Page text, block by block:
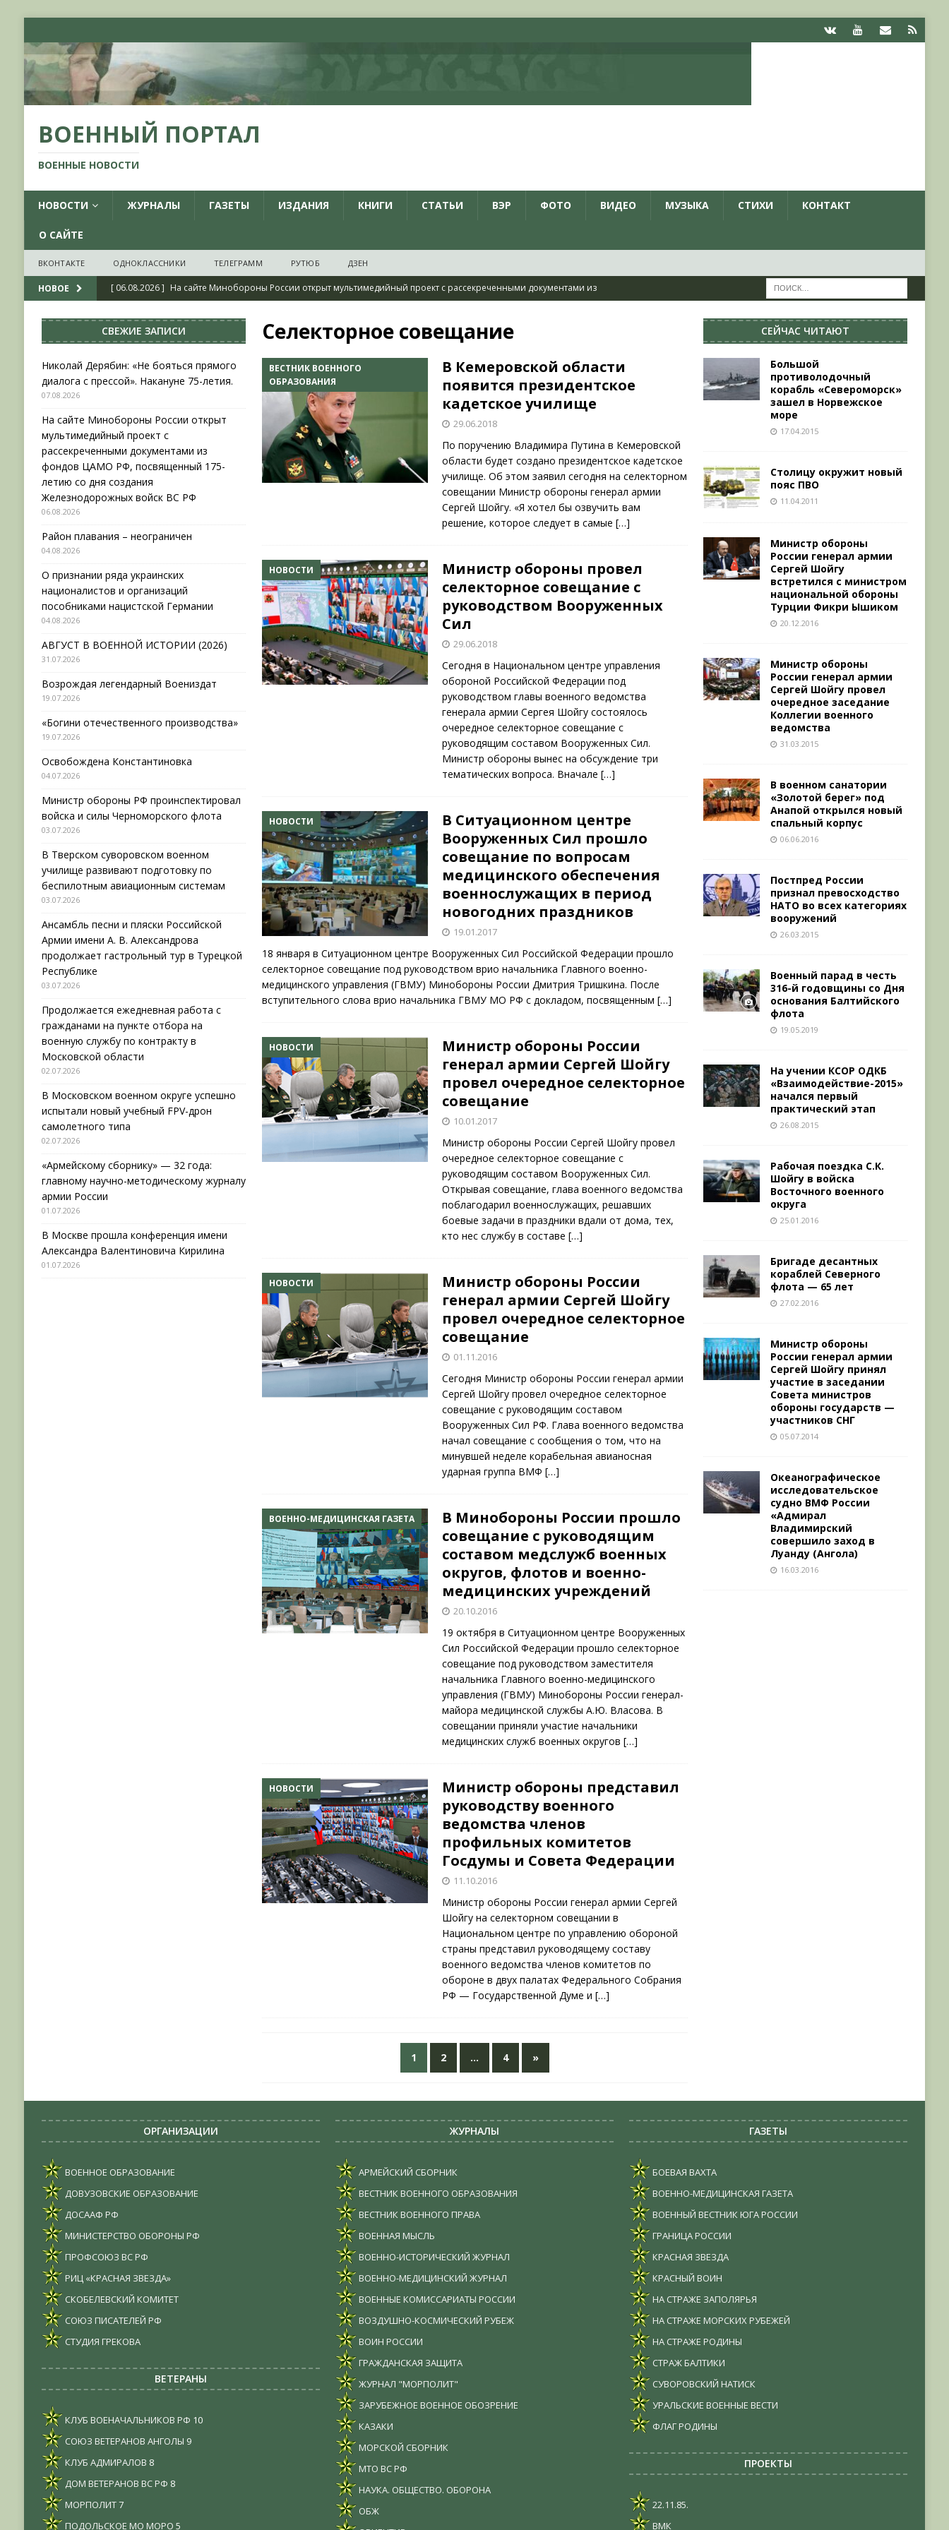
ВОЕННЫЙ ПОРТАЛ
ВОЕННЫЕ НОВОСТИ
НОВОСТИ ЖУРНАЛЫ ГАЗЕТЫ ИЗДАНИЯ КНИГИ СТАТЬИ ВЭР ФОТО ВИДЕО МУЗЫКА СТИХИ КОНТАКТ
О САЙТЕ
ВКОНТАКТЕ ОДНОКЛАССНИКИ ТЕЛЕГРАММ РУТЮБ ДЗЕН
НОВОЕ [ 06.08.2026 ] На сайте Минобороны России открыт мультимедийный проект с рассекреченными документами из
[ 04.08.2026 ] Район плавания – неограничен
КРАСНАЯ ЗВЕЗДА
[ 04.08.2026 ]
О признании ряда украинских националистов и организаций пособниками нацистской Германии
НОВОСТИ
[ 31.07.2026 ] АВГУСТ В ВОЕННОЙ ИСТОРИИ (2026)
ВОЕННО-ИСТОРИЧЕСКИЙ ЖУРНАЛ
[ 07.08.2026 ]
Николай Дерябин: «Не бояться прямого диалога с прессой». Накануне 75-летия.
Селекторное совещание
ВЕСТНИК ВОЕННОГО
ОБРАЗОВАНИЯ
В Кемеровской области
появится президентское
кадетское училище
29.06.2018
По поручению Владимира Путина в Кемеровской
области будет создано президентское кадетское
училище. Об этом заявил сегодня на селекторном
совещании Министр обороны генерал армии
Сергей Шойгу. «Я хотел бы озвучить вам
решение, которое следует в самые[…]
НОВОСТИ
Министр обороны провел
селекторное совещание с
руководством Вооруженных
Сил
29.06.2018
Сегодня в Национальном центре управления
обороной Российской Федерации под
руководством главы военного ведомства
генерала армии Сергея Шойгу состоялось
очередное селекторное совещание с
руководящим составом Вооруженных Сил.
Министр обороны вынес на обсуждение три
тематических вопроса. Вначале[…]
НОВОСТИ
В Ситуационном центре
Вооруженных Сил прошло
совещание по вопросам
медицинского обеспечения
военнослужащих в период
новогодних праздников
19.01.2017
18 января в Ситуационном центре Вооруженных Сил Российской Федерации прошло
селекторное совещание под руководством врио начальника Главного военно-
медицинского управления (ГВМУ) Минобороны России Дмитрия Тришкина. После
вступительного слова врио начальника ГВМУ МО РФ с докладом, посвященным[…]
НОВОСТИ
Министр обороны России
генерал армии Сергей Шойгу
провел очередное селекторное
совещание
10.01.2017
Министр обороны России Сергей Шойгу провел
очередное селекторное совещание с
руководящим составом Вооруженных Сил.
Открывая совещание, глава военного ведомства
поблагодарил военнослужащих, решавших
боевые задачи в праздники вдали от дома, тех,
кто нес службу в составе[…]
НОВОСТИ
Министр обороны России
генерал армии Сергей Шойгу
провел очередное селекторное
совещание
01.11.2016
Сегодня Министр обороны России генерал армии
Сергей Шойгу провел очередное селекторное
совещание с руководящим составом
Вооруженных Сил РФ. Глава военного ведомства
начал совещание с сообщения о том, что на
минувшей неделе корабельная авианосная
ударная группа ВМФ[…]
ВОЕННО-МЕДИЦИНСКАЯ ГАЗЕТА
В Минобороны России прошло
совещание с руководящим
составом медслужб военных
округов, флотов и военно-
медицинских учреждений
20.10.2016
19 октября в Ситуационном центре Вооруженных
Сил Российской Федерации прошло селекторное
совещание под руководством заместителя
начальника Главного военно-медицинского
управления (ГВМУ) Минобороны России генерал-
майора медицинской службы А.Ю. Власова. В
совещании приняли участие начальники
медицинских служб военных округов[…]
НОВОСТИ
Министр обороны представил
руководству военного
ведомства членов
профильных комитетов
Госдумы и Совета Федерации
11.10.2016
Министр обороны России генерал армии Сергей
Шойгу на селекторном совещании в
Национальном центре по управлению обороной
страны представил руководящему составу
военного ведомства членов комитетов по
обороне в двух палатах Федерального Собрания
РФ — Государственной Думе и[…]
1 2 … 4 »
СВЕЖИЕ ЗАПИСИ
Николай Дерябин: «Не бояться прямого
диалога с прессой». Накануне 75-летия.
07.08.2026
На сайте Минобороны России открыт
мультимедийный проект с
рассекреченными документами из
фондов ЦАМО РФ, посвященный 175-
летию со дня создания
Железнодорожных войск ВС РФ
06.08.2026
Район плавания – неограничен
04.08.2026
О признании ряда украинских
националистов и организаций
пособниками нацистской Германии
04.08.2026
АВГУСТ В ВОЕННОЙ ИСТОРИИ (2026)
31.07.2026
Возрождая легендарный Воениздат
19.07.2026
«Богини отечественного производства»
19.07.2026
Освобождена Константиновка
04.07.2026
Министр обороны РФ проинспектировал
войска и силы Черноморского флота
03.07.2026
В Тверском суворовском военном
училище развивают подготовку по
беспилотным авиационным системам
03.07.2026
Ансамбль песни и пляски Российской
Армии имени А. В. Александрова
продолжает гастрольный тур в Турецкой
Республике
03.07.2026
Продолжается ежедневная работа с
гражданами на пункте отбора на
военную службу по контракту в
Московской области
02.07.2026
В Московском военном округе успешно
испытали новый учебный FPV-дрон
самолетного типа
02.07.2026
«Армейскому сборнику» — 32 года:
главному научно-методическому журналу
армии России
01.07.2026
В Москве прошла конференция имени
Александра Валентиновича Кирилина
01.07.2026
СЕЙЧАС ЧИТАЮТ
Большой
противолодочный
корабль «Североморск»
зашел в Норвежское
море
17.04.2015
Столицу окружит новый
пояс ПВО
11.04.2011
Министр обороны
России генерал армии
Сергей Шойгу
встретился с министром
национальной обороны
Турции Фикри Ышиком
20.12.2016
Министр обороны
России генерал армии
Сергей Шойгу провел
очередное заседание
Коллегии военного
ведомства
31.03.2015
В военном санатории
«Золотой берег» под
Анапой открылся новый
спальный корпус
06.06.2016
Постпред России
признал превосходство
НАТО во всех категориях
вооружений
26.03.2015
Военный парад в честь
316-й годовщины со Дня
основания Балтийского
флота
19.05.2019
На учении КСОР ОДКБ
«Взаимодействие-2015»
начался первый
практический этап
26.08.2015
Рабочая поездка С.К.
Шойгу в войска
Восточного военного
округа
25.01.2016
Бригаде десантных
кораблей Северного
флота — 65 лет
27.02.2016
Министр обороны
России генерал армии
Сергей Шойгу принял
участие в заседании
Совета министров
обороны государств —
участников СНГ
05.07.2014
Океанографическое
исследовательское
судно ВМФ России
«Адмирал
Владимирский
совершило заход в
Луанду (Ангола)
16.03.2016
ОРГАНИЗАЦИИ
ВОЕННОЕ ОБРАЗОВАНИЕ
ДОВУЗОВСКИЕ ОБРАЗОВАНИЕ
ДОСААФ РФ
МИНИСТЕРСТВО ОБОРОНЫ РФ
ПРОФСОЮЗ ВС РФ
РИЦ «КРАСНАЯ ЗВЕЗДА»
СКОБЕЛЕВСКИЙ КОМИТЕТ
СОЮЗ ПИСАТЕЛЕЙ РФ
СТУДИЯ ГРЕКОВА
ВЕТЕРАНЫ
КЛУБ ВОЕНАЧАЛЬНИКОВ РФ 10
СОЮЗ ВЕТЕРАНОВ АНГОЛЫ 9
КЛУБ АДМИРАЛОВ 8
ДОМ ВЕТЕРАНОВ ВС РФ 8
МОРПОЛИТ7
ПОДОЛЬСКОЕ МО МОРО 5
ЖУРНАЛЫ
АРМЕЙСКИЙ СБОРНИК
ВЕСТНИК ВОЕННОГО ОБРАЗОВАНИЯ
ВЕСТНИК ВОЕННОГО ПРАВА
ВОЕННАЯ МЫСЛЬ
ВОЕННО-ИСТОРИЧЕСКИЙ ЖУРНАЛ
ВОЕННО-МЕДИЦИНСКИЙ ЖУРНАЛ
ВОЕННЫЕ КОМИССАРИАТЫ РОССИИ
ВОЗДУШНО-КОСМИЧЕСКИЙ РУБЕЖ
ВОИН РОССИИ
ГРАЖДАНСКАЯ ЗАЩИТА
ЖУРНАЛ "МОРПОЛИТ"
ЗАРУБЕЖНОЕ ВОЕННОЕ ОБОЗРЕНИЕ
КАЗАКИ
МОРСКОЙ СБОРНИК
МТО ВС РФ
НАУКА. ОБЩЕСТВО. ОБОРОНА
ОБЖ
ГАЗЕТЫ
БОЕВАЯ ВАХТА
ВОЕННО-МЕДИЦИНСКАЯ ГАЗЕТА
ВОЕННЫЙ ВЕСТНИК ЮГА РОССИИ
ГРАНИЦА РОССИИ
КРАСНАЯ ЗВЕЗДА
КРАСНЫЙ ВОИН
НА СТРАЖЕ ЗАПОЛЯРЬЯ
НА СТРАЖЕ МОРСКИХ РУБЕЖЕЙ
НА СТРАЖЕ РОДИНЫ
СТРАЖ БАЛТИКИ
СУВОРОВСКИЙ НАТИСК
УРАЛЬСКИЕ ВОЕННЫЕ ВЕСТИ
ФЛАГ РОДИНЫ
ПРОЕКТЫ
22.11.85.
ВМК